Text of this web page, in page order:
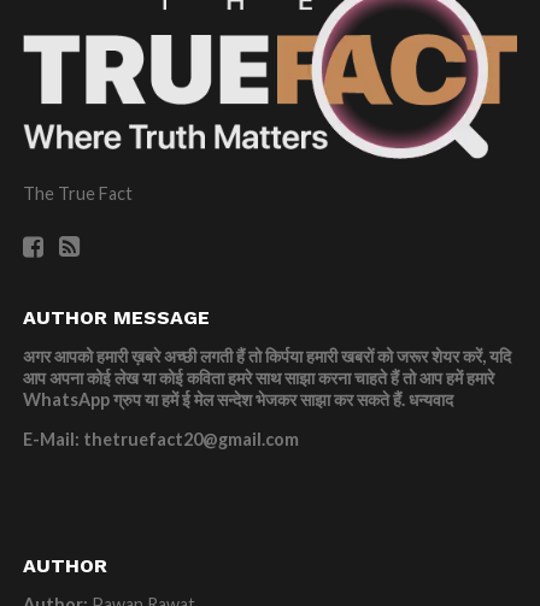
The True Fact
AUTHOR MESSAGE
अगर आपको हमारी ख़बरे अच्छी लगती हैं तो किर्पया हमारी खबरों को जरूर शेयर करें, यदि
आप अपना कोई लेख या कोई कविता हमरे साथ साझा करना चाहते हैं तो आप हमें हमारे
WhatsApp ग्रुप या हमें ई मेल सन्देश भेजकर साझा कर सकते हैं.धन्यवाद
E-Mail: thetruefact20@gmail.com
AUTHOR